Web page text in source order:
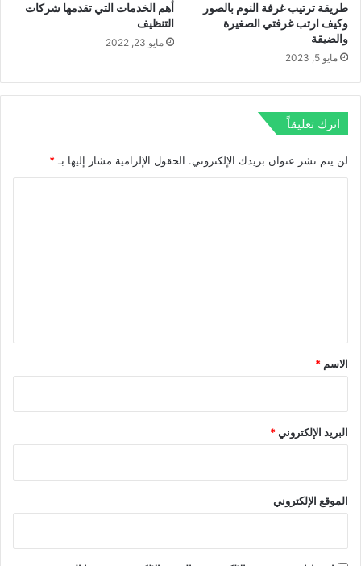
طريقة ترتيب غرفة النوم بالصور
وكيف ارتب غرفتي الصغيرة
والضيقة
مايو 5, 2023
أهم الخدمات التي تقدمها شركات
التنظيف
مايو 23, 2022
اترك تعليقاً
لن يتم نشر عنوان بريدك الإلكتروني. الحقول الإلزامية مشار إليها بـ *
*
الاسم *
البريد الإلكتروني*
الموقع الإلكتروني